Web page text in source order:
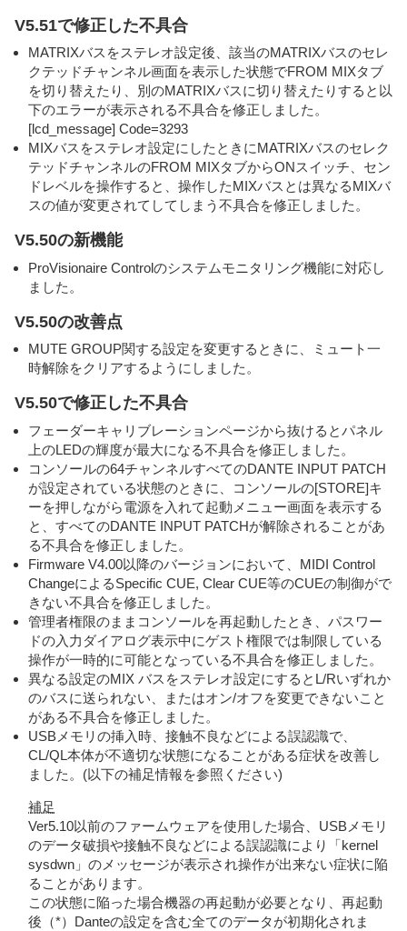
V5.51で修正した不具合
MATRIXバスをステレオ設定後、該当のMATRIXバスのセレ
クテッドチャンネル画面を表示した状態でFROM MIXタブ
を切り替えたり、別のMATRIXバスに切り替えたりすると以
下のエラーが表示される不具合を修正しました。
[lcd_message] Code=3293
MIXバスをステレオ設定にしたときにMATRIXバスのセレク
テッドチャンネルのFROM MIXタブからONスイッチ、セン
ドレベルを操作すると、操作したMIXバスとは異なるMIXバ
スの値が変更されてしてしまう不具合を修正しました。
V5.50の新機能
ProVisionaire Controlのシステムモニタリング機能に対応し
ました。
V5.50の改善点
MUTE GROUP関する設定を変更するときに、ミュート一
時解除をクリアするようにしました。
V5.50で修正した不具合
フェーダーキャリブレーションページから抜けるとパネル
上のLEDの輝度が最大になる不具合を修正しました。
コンソールの64チャンネルすべてのDANTE INPUT PATCH
が設定されている状態のときに、コンソールの[STORE]キ
ーを押しながら電源を入れて起動メニュー画面を表示する
と、すべてのDANTE INPUT PATCHが解除されることがあ
る不具合を修正しました。
Firmware V4.00以降のバージョンにおいて、MIDI Control
ChangeによるSpecific CUE, Clear CUE等のCUEの制御がで
きない不具合を修正しました。
管理者権限のままコンソールを再起動したとき、パスワー
ドの入力ダイアログ表示中にゲスト権限では制限している
操作が一時的に可能となっている不具合を修正しました。
異なる設定のMIX バスをステレオ設定にするとL/Rいずれか
のバスに送られない、またはオン/オフを変更できないこと
がある不具合を修正しました。
USBメモリの挿入時、接触不良などによる誤認識で、
CL/QL本体が不適切な状態になることがある症状を改善し
ました。(以下の補足情報を参照ください)
補足
Ver5.10以前のファームウェアを使用した場合、USBメモリ
のデータ破損や接触不良などによる誤認識により「kernel
sysdwn」のメッセージが表示され操作が出来ない症状に陥
ることがあります。
この状態に陥った場合機器の再起動が必要となり、再起動
後（*）Danteの設定を含む全てのデータが初期化されま